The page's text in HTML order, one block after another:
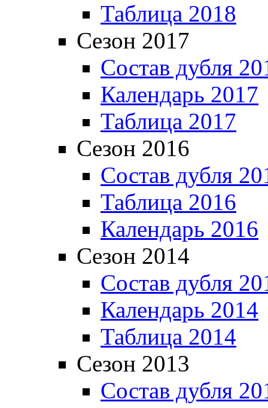
Таблица 2018
Сезон 2017
Состав дубля
Календарь 2017
Таблица 2017
Сезон 2016
Состав дубля
Таблица 2016
Календарь 2016
Сезон 2014
Состав дубля
Календарь 2014
Таблица 2014
Сезон 2013
Состав дубля